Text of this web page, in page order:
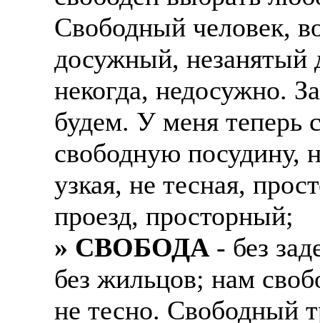
Свободный человек,
досужный, незанятый
некогда, недосужно.
будем. У меня теперь
свободную посудину,
узкая, не тесная,
проезд, просторный;
» СВОБОДА- без
без жильцов; нам
не тесно. Свободный